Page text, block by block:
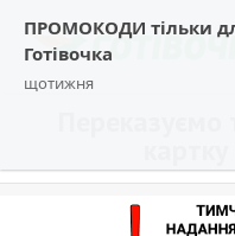
ПРОМОКОДИ тільки
Готівочка
щотижня